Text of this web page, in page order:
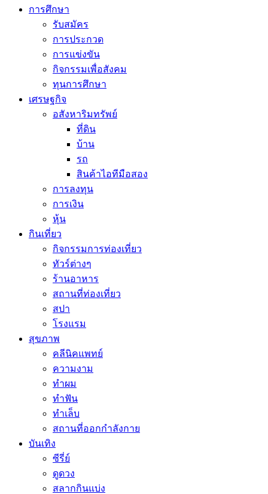
การศึกษา
รับสมัคร
การประกวด
การแข่งขัน
กิจกรรมเพื่อสังคม
ทุนการศึกษา
เศรษฐกิจ
อสังหาริมทรัพย์
ที่ดิน
บ้าน
รถ
สินค้าไอทีมือสอง
การลงทุน
การเงิน
หุ้น
กินเที่ยว
กิจกรรมการท่องเที่ยว
ทัวร์ต่างๆ
ร้านอาหาร
สถานที่ท่องเที่ยว
สปา
โรงแรม
สุขภาพ
คลีนิคแพทย์
ความงาม
ทำผม
ทำฟัน
ทำเล็บ
สถานที่ออกกำลังกาย
บันเทิง
ซีรี่ย์
ดูดวง
สลากกินแบ่ง